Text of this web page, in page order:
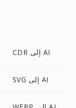
CDR إلى AI
SVG إلى AI